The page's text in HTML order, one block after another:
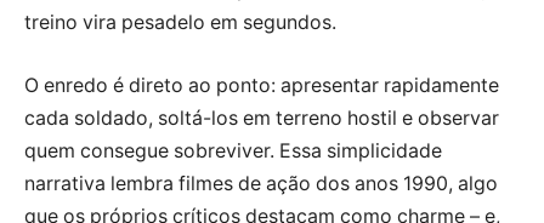
treino vira pesadelo em segundos.
O enredo é direto ao ponto: apresentar rapidamente
cada soldado, soltá-los em terreno hostil e observar
quem consegue sobreviver. Essa simplicidade
narrativa lembra filmes de ação dos anos 1990, algo
que os próprios críticos destacam como charme – e,